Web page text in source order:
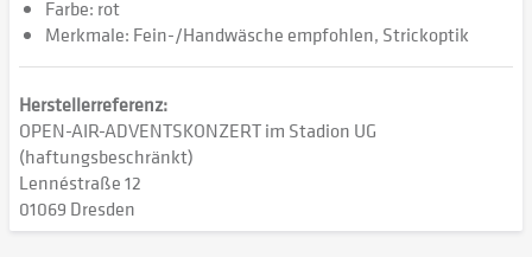
Farbe: rot
Merkmale: Fein-/Handwäsche empfohlen, Strickoptik
Herstellerreferenz:
OPEN-AIR-ADVENTSKONZERT im Stadion UG
(haftungsbeschränkt)
Lennéstraße 12
01069 Dresden